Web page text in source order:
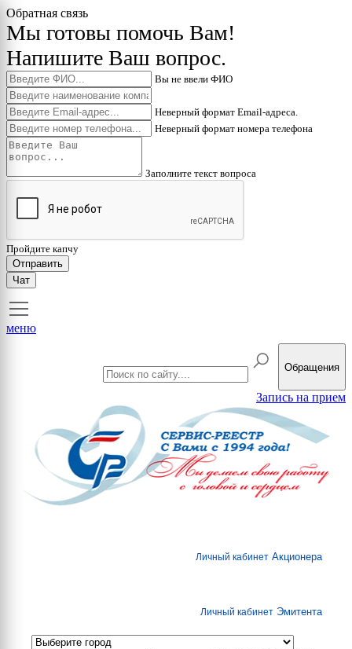
Обратная связь
Мы готовы помочь Вам!
Напишите Ваш вопрос.
Вы не ввели ФИО
Неверный формат Email-адреса.
Неверный формат номера телефона
Заполните текст вопроса
Пройдите капчу
Отправить
Чат
меню
Обращения
Запись на прием
Личный кабинет Акционера
Личный кабинет Эмитента